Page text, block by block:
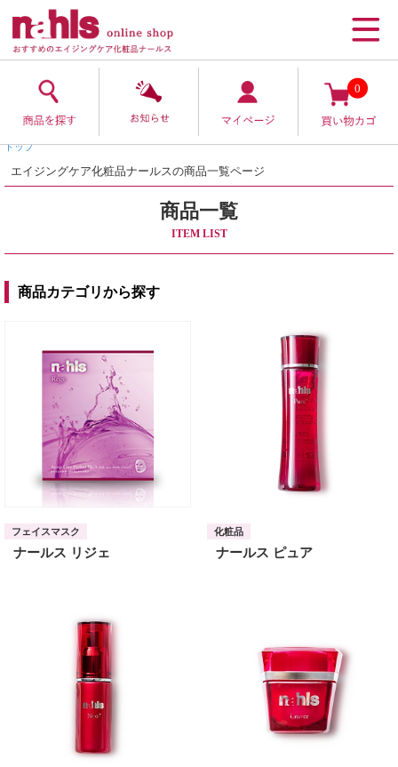
0
トップ
エイジングケア化粧品ナールスの商品一覧ページ
商品一覧
ITEM LIST
商品カテゴリから探す
フェイスマスク
ナールス リジェ
化粧品
ナールス ピュア